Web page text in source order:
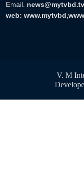
Email. news@mytvbd.tv
web:
V. M